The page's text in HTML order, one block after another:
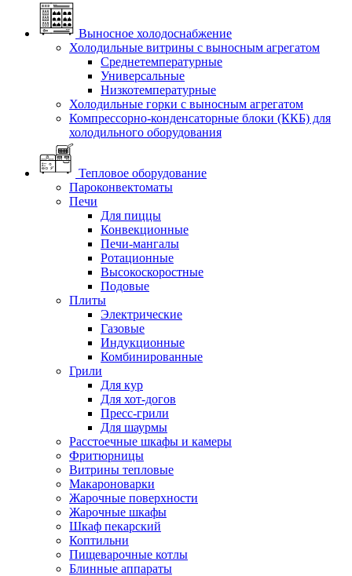
Выносное холодоснабжение
Холодильные витрины с выносным агрегатом
Среднетемпературные
Универсальные
Низкотемпературные
Холодильные горки с выносным агрегатом
Компрессорно-конденсаторные блоки (ККБ) для
холодильного оборудования
Тепловое оборудование
Пароконвектоматы
Печи
Для пиццы
Конвекционные
Печи-мангалы
Ротационные
Высокоскоростные
Подовые
Плиты
Электрические
Газовые
Индукционные
Комбинированные
Грили
Для кур
Для хот-догов
Пресс-грили
Для шаурмы
Расстоечные шкафы и камеры
Фритюрницы
Витрины тепловые
Макароноварки
Жарочные поверхности
Жарочные шкафы
Шкаф пекарский
Коптильни
Пищеварочные котлы
Блинные аппараты